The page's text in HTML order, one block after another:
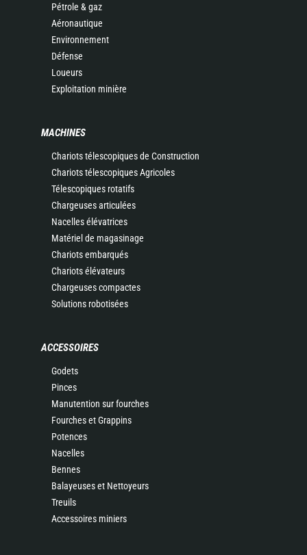
Pétrole & gaz
Aéronautique
Environnement
Défense
Loueurs
Exploitation minière
MACHINES
Chariots télescopiques de Construction
Chariots télescopiques Agricoles
Télescopiques rotatifs
Chargeuses articulées
Nacelles élévatrices
Matériel de magasinage
Chariots embarqués
Chariots élévateurs
Chargeuses compactes
Solutions robotisées
ACCESSOIRES
Godets
Pinces
Manutention sur fourches
Fourches et Grappins
Potences
Nacelles
Bennes
Balayeuses et Nettoyeurs
Treuils
Accessoires miniers